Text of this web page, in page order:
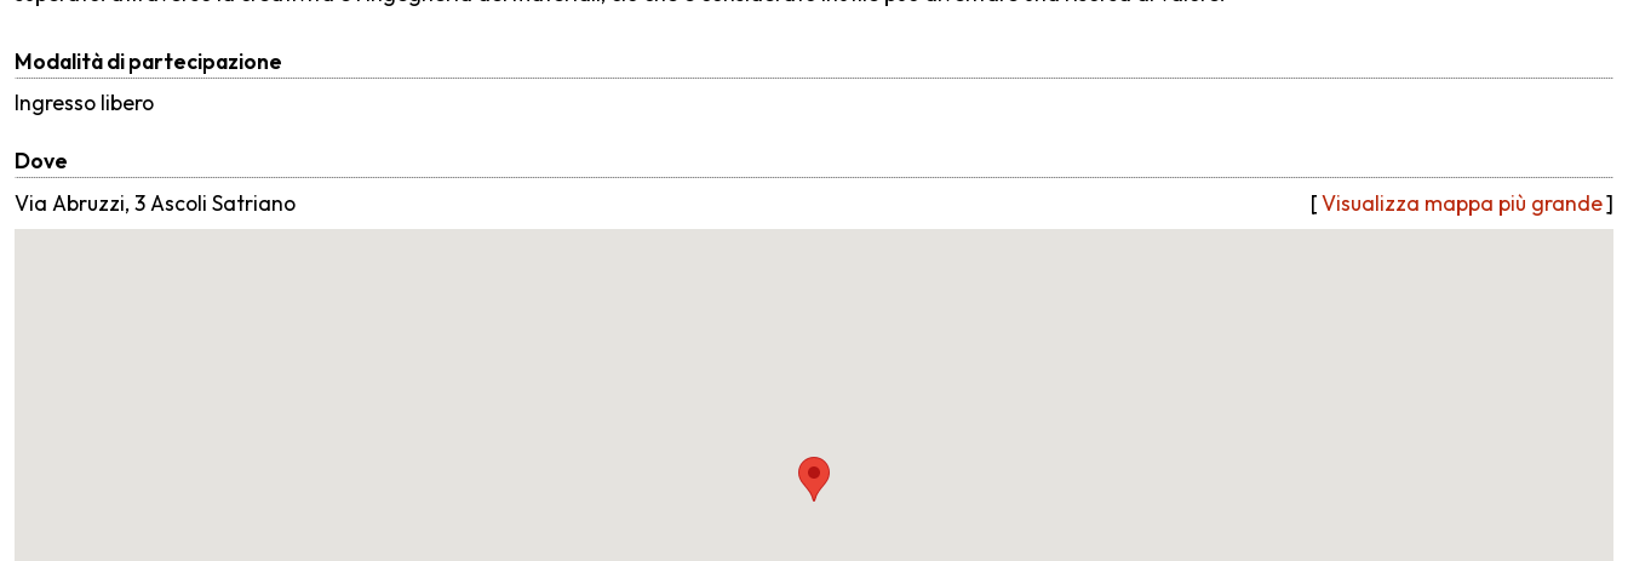
Modalità di partecipazione
Ingresso libero
Dove
Via Abruzzi, 3 Ascoli Satriano
[Visualizza mappa più grande]